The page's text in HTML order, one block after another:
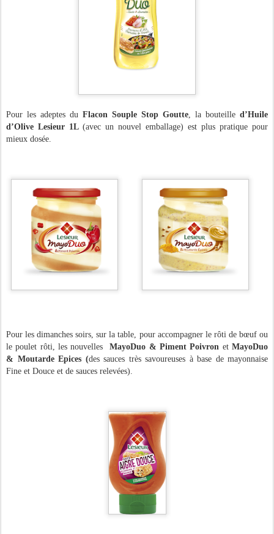
Pour les adeptes du Flacon Souple Stop Goutte , la bouteille d’Huile
d’Olive Lesieur 1L (avec un nouvel emballage) est plus pratique pour
mieux dosée.
Pour les dimanches soirs, sur la table, pour accompagner le rôti de bœuf ou
le poulet rôti, les nouvellesMayoDuo & Piment Poivron etMayoDuo
& Moutarde Epices (des sauces très savoureuses à base de mayonnaise
Fine et Douce et de sauces relevées).